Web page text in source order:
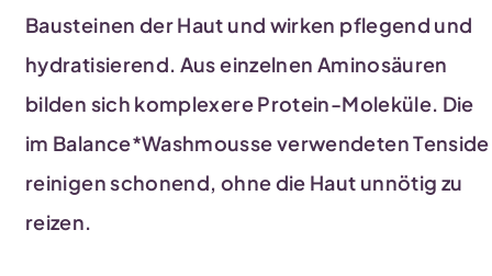
Bausteinen der Haut und wirken pflegend und
hydratisierend. Aus einzelnen Aminosäuren
bilden sich komplexere Protein-Moleküle. Die
im Balance*Washmousse verwendeten Tenside
reinigen schonend, ohne die Haut unnötig zu
reizen.